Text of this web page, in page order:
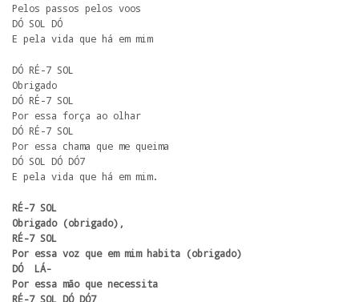
Pelos passos pelos voos
DÓ SOL DÓ
E pela vida que há em mim
DÓ RÉ-7 SOL
Obrigado
DÓ RÉ-7 SOL
Por essa força ao olhar
DÓ RÉ-7 SOL
Por essa chama que me queima
DÓ SOL DÓ DÓ7
E pela vida que há em mim.
RÉ-7 SOL
Obrigado (obrigado),
RÉ-7 SOL
Por essa voz que em mim habita (obrigado)
DÓ  LÁ-
Por essa mão que necessita
RÉ-7 SOL DÓ DÓ7